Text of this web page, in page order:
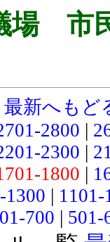
場 市
最新へもど
2800 |
2300 |
1800 |
1300 |
700 |